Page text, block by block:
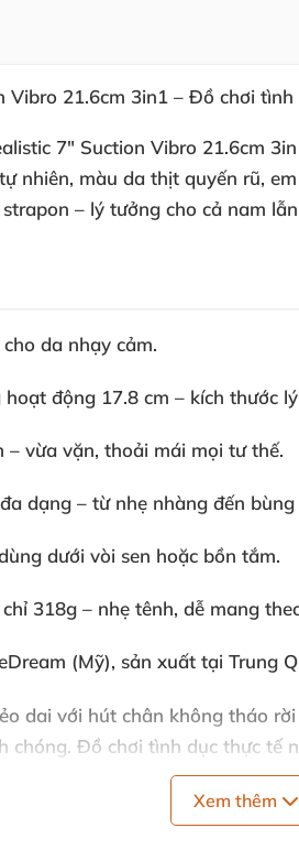
Vibro 21.6cm 3in1 – Đồ chơi
7" Suction Vibro 21.6cm
nhiên, màu da thịt quyến rũ,
– lý tưởng cho cả nam
da nhạy cảm.
hoạt động 17.8 cm – kích thước
– vừa vặn, thoải mái mọi tư thế.
dạng – từ nhẹ nhàng đến bùng
dưới vòi sen hoặc bồn tắm.
318g – nhẹ tênh, dễ mang
(Mỹ), sản xuất tại Trung
dai với hút chân không tháo rời
chóng. Đồ chơi tình dục thực tế
Xem thêm